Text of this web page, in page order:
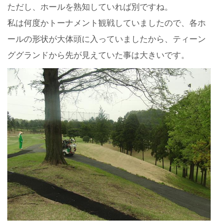
ただし、ホールを熟知していれば別ですね。
私は何度かトーナメント観戦していましたので、各ホ
ールの形状が大体頭に入っていましたから、ティーン
ググランドから先が見えていた事は大きいです。